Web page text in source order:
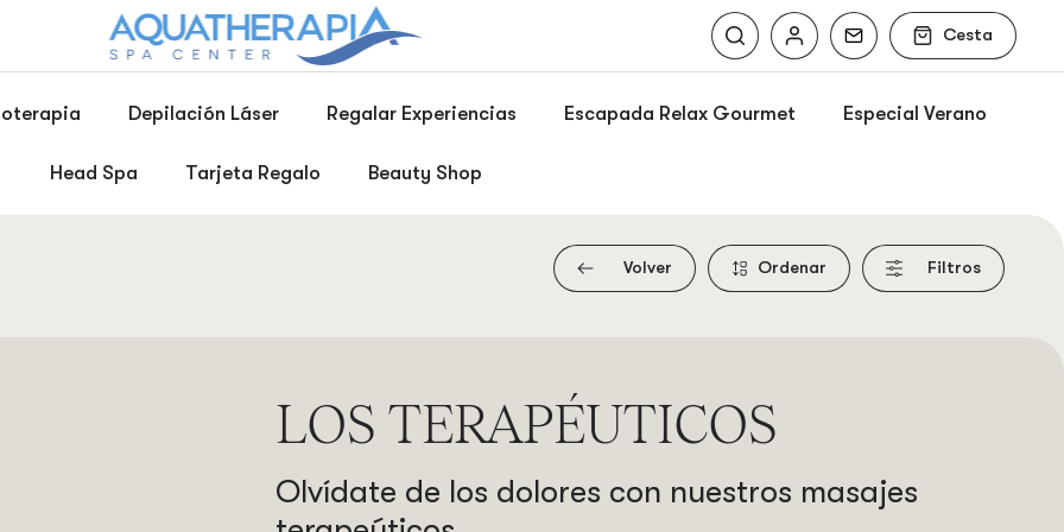
Cesta
Depilación Láser Regalar Experiencias Escapada Relax Gourmet Especial Verano
Head Spa Tarjeta Regalo Beauty Shop
Volver Ordenar Filtros
LOS TERAPÉUTICOS
Olvídate de los dolores con nuestros masajes